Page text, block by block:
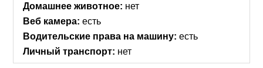
Домашнее животное: нет
Веб камера: есть
Водительские права на машину: есть
Личный транспорт: нет